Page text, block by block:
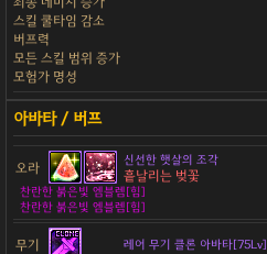
스킬 쿨타임 감소
버프력
모든 스킬 범위 증가
모험가 명성
오라 신선한 햇살의 조각
흩날리는 벚꽃
찬란한 붉은빛 엠블렘[힘]
찬란한 붉은빛 엠블렘[힘]
무기 레어 무기 클론 아바타[75Lv]